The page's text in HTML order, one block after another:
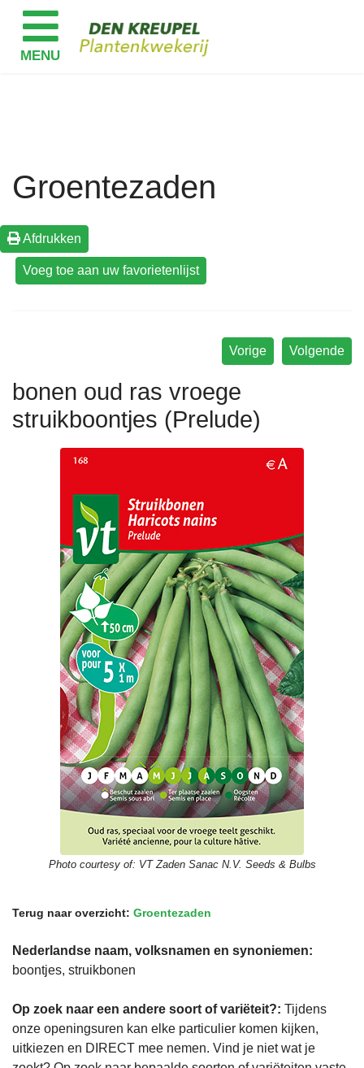
Groentezaden
Afdrukken
Volgende
Vorige
bonen oud ras vroege
struikboontjes (Prelude)
Photo courtesy of: VT Zaden Sanac N.V. Seeds & Bulbs
Terug naar overzicht: Groentezaden
Nederlandse naam, volksnamen en synoniemen:
boontjes, struikbonen
Op zoek naar een andere soort of variëteit?: Tijdens
onze openingsuren kan elke particulier komen kijken,
uitkiezen en DIRECT mee nemen. Vind je niet wat je